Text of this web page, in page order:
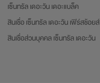
เซ็นทรัล เดอะวัน เดอะแบล็ค
สินเชื่อ เซ็นทรัล เดอะวัน เฟิร์สช้อยส์
สินเชื่อส่วนบุคคล เซ็นทรัล เดอะวัน